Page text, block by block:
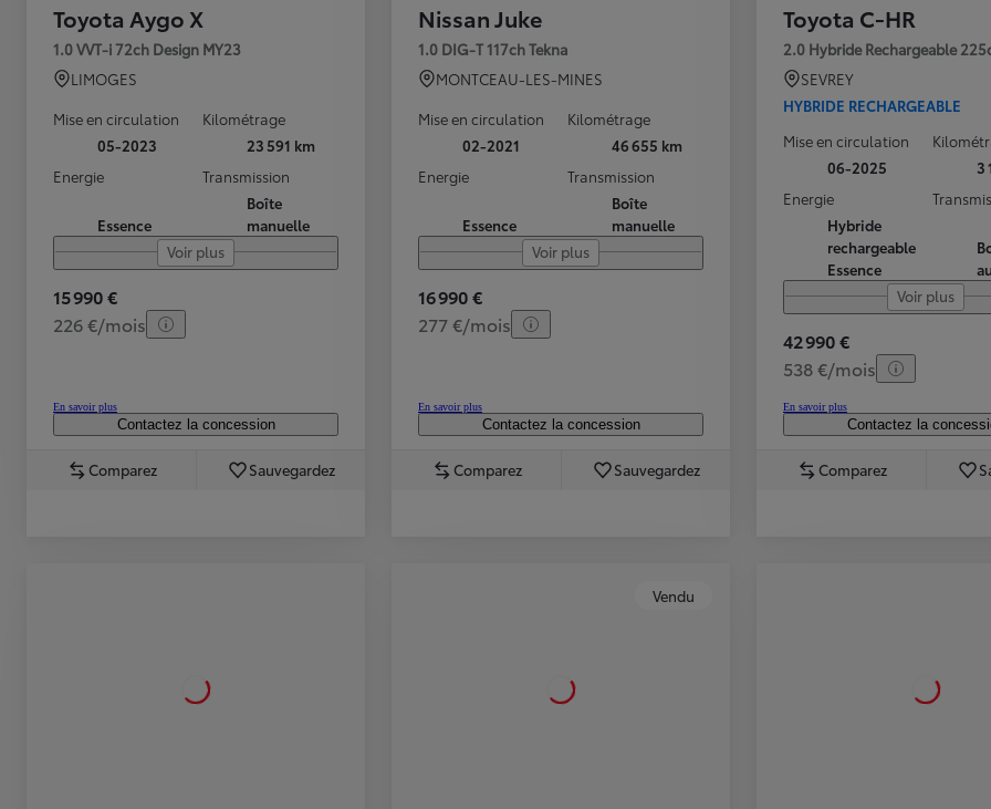
Toyota Aygo X
1.0 VVT-i 72ch Design MY23
LIMOGES
Mise en circulation
05-2023
Kilométrage
23 591 km
Energie
Essence
Transmission
Boîte
manuelle
Voir plus
15 990 €
226 €/mois
En savoir plus
Contactez la concession
Comparez Sauvegardez
Nissan Juke
1.0 DIG-T 117ch Tekna
MONTCEAU-LES-MINES
Mise en circulation
02-2021
Kilométrage
46 655 km
Energie
Essence
Transmission
Boîte
manuelle
Voir plus
16 990 €
277 €/mois
En savoir plus
Contactez la concession
Comparez Sauvegardez
Toyota C-HR
2.0 Hybride Rechargeable
SEVREY
HYBRIDE RECHARGEABLE
Mise en circulation
06-2025
3
Energie
Hybride
rechargeable
Essence
Voir plus
42 990 €
538 €/mois
En savoir plus
Contactez la
Comparez
Vendu